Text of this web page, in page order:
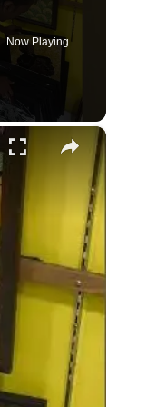
Now Playing
×